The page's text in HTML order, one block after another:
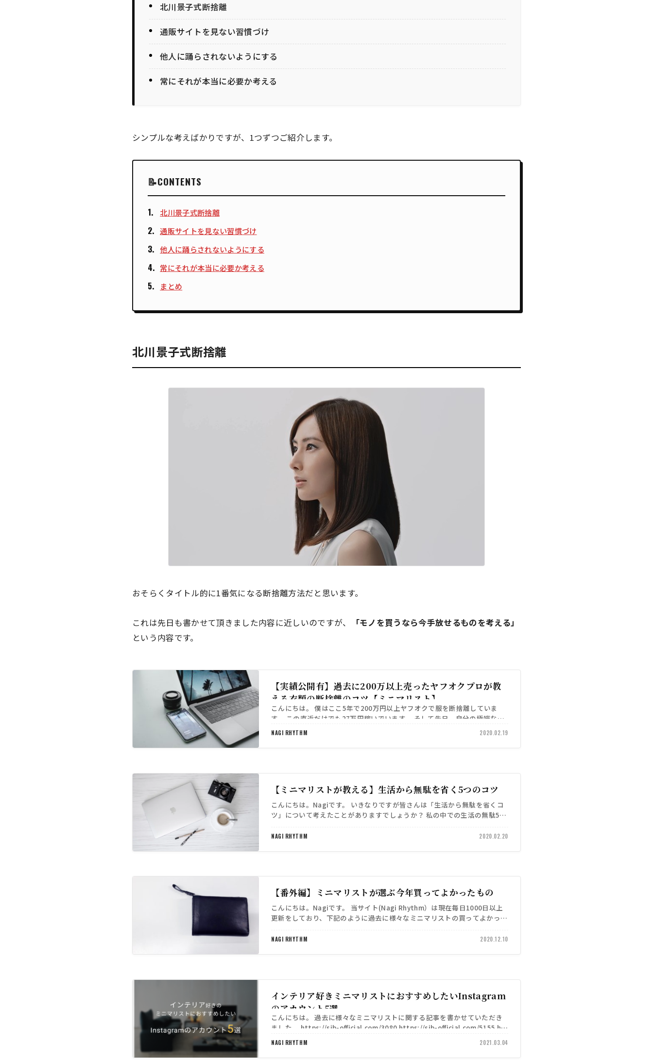
北川景子式断捨離
通販サイトを見ない習慣づけ
他人に踊らされないようにする
常にそれが本当に必要か考える
シンプルな考えばかりですが、1つずつご紹介します。
CONTENTS
北川景子式断捨離
通販サイトを見ない習慣づけ
他人に踊らされないようにする
常にそれが本当に必要か考える
まとめ
北川景子式断捨離
おそらくタイトル的に1番気になる断捨離方法だと思います。
これは先日も書かせて頂きました内容に近しいのですが、
「モノを買うなら今手放せるものを考える」
という内容です。
【実績公開有】過去に200万以上売ったヤフオクプロが教
える衣類の断捨離のコツ【ミニマリスト】
こんにちは。 僕はここ5年で200万円以上ヤフオクで服を断捨離していま
す。 この直近だけでも27万円稼いでいます。 そして先日、自分の極端なミ
ニマリスト生活をお伝えしました。 https://sib-…
NAGI RHYTHM 2020.02.19
【ミニマリストが教える】生活から無駄を省く5つのコツ
こんにちは。Nagiです。 いきなりですが皆さんは「生活から無駄を省くコ
ツ」について考えたことがありますでしょうか？ 私の中での生活の無駄5点
NAGI RHYTHM 2020.02.20
【番外編】ミニマリストが選ぶ今年買ってよかったもの
こんにちは。Nagiです。 当サイト(Nagi Rhythm）は現在毎日1000日以上
更新をしており、下記のように過去に様々なミニマリストの買ってよかった
NAGI RHYTHM 2020.12.10
インテリア好きミニマリストにおすすめしたいInstagram
のアカウント5選
こんにちは。 過去に様々なミニマリストに関する記事を書かせていただき
ました。 https://sib-official.com/3080 https://sib-official.com/5155 h…
NAGI RHYTHM 2021.03.04